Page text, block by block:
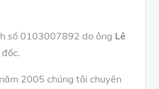
số 0103007892 do ông Lê
2005 chúng tôi chuyên